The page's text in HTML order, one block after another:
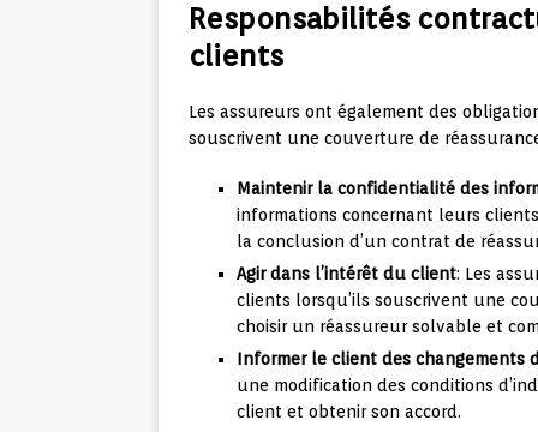
Responsabilités
clients
Les assureurs ont également des
souscrivent une couverture de
Maintenir la confidentialité des
informations concernant leurs
la conclusion d’un contrat de
Agir dans l’intérêt du client: Les
clients lorsqu’ils souscrivent une
choisir un réassureur solvable et
Informer le client des changements
une modification des conditions
client et obtenir son accord.